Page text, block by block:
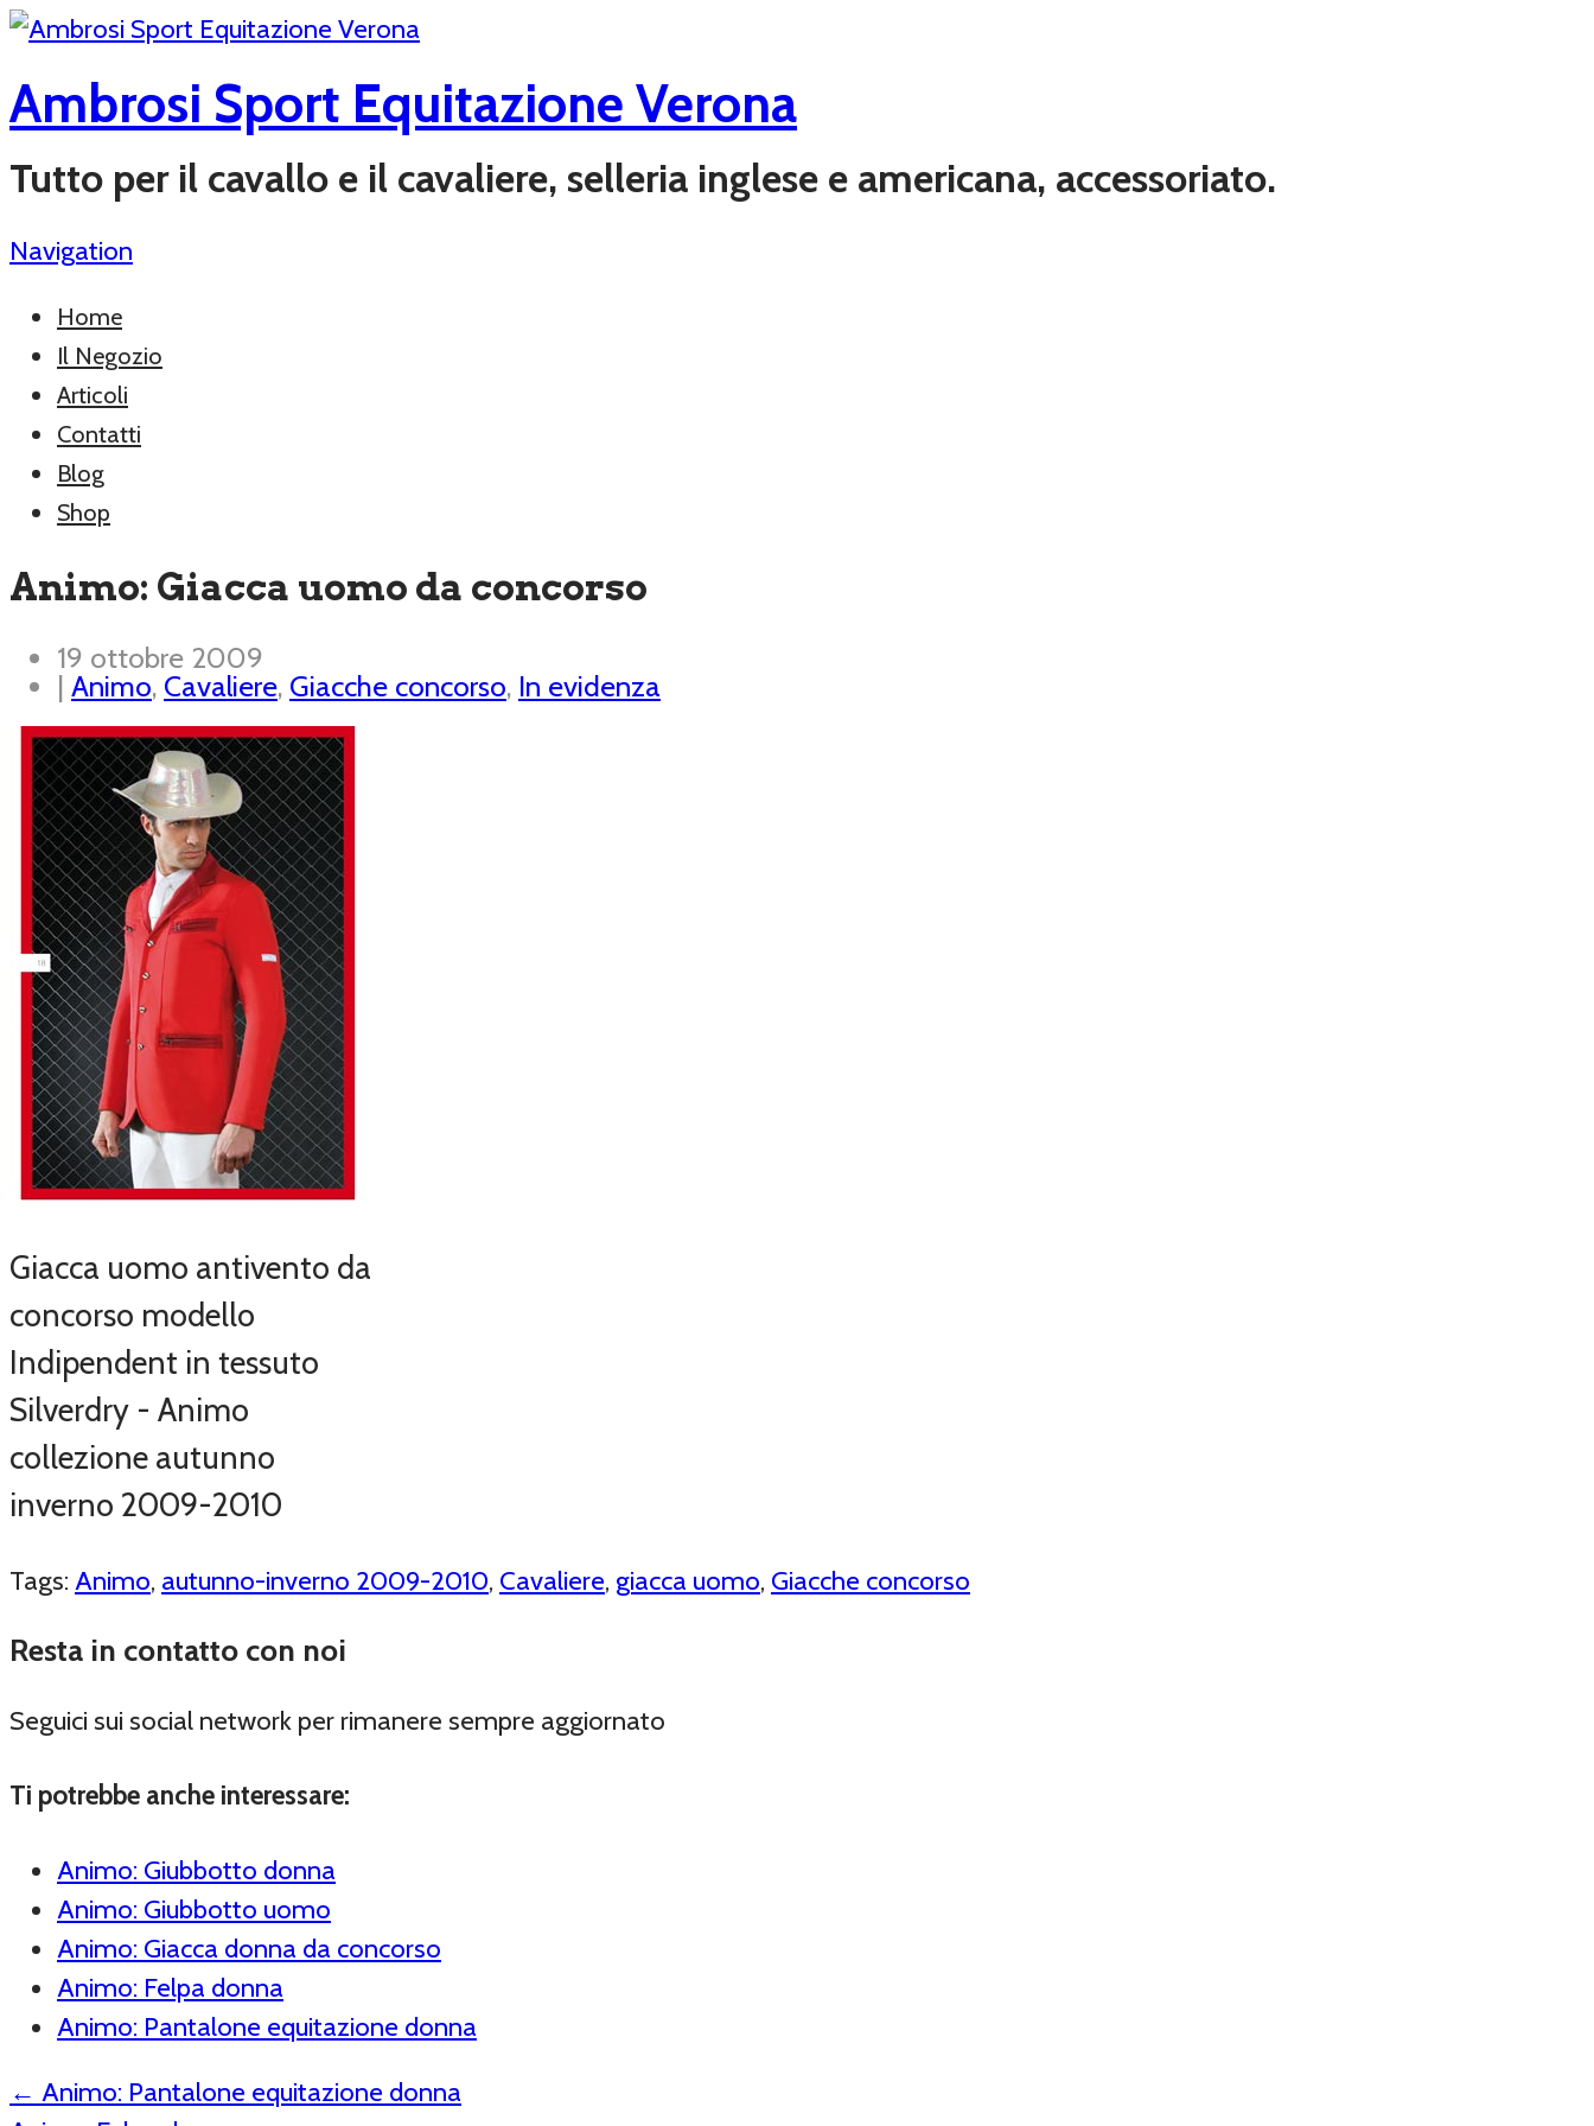
Ambrosi Sport Equitazione Verona
Tutto per il cavallo e il cavaliere, selleria inglese e americana, accessoriato.
Navigation
Home
Il Negozio
Articoli
Contatti
Blog
Shop
Animo: Giacca uomo da concorso
19 ottobre 2009
| Animo, Cavaliere, Giacche concorso, In evidenza
Giacca uomo antivento da
concorso modello
Indipendent in tessuto
Silverdry - Animo
collezione autunno
inverno 2009-2010
Tags: Animo, autunno-inverno 2009-2010, Cavaliere, giacca uomo, Giacche concorso
Resta in contatto con noi
Seguici sui social network per rimanere sempre aggiornato
Ti potrebbe anche interessare:
Animo: Giubbotto donna
Animo: Giubbotto uomo
Animo: Giacca donna da concorso
Animo: Felpa donna
Animo: Pantalone equitazione donna
← Animo: Pantalone equitazione donna